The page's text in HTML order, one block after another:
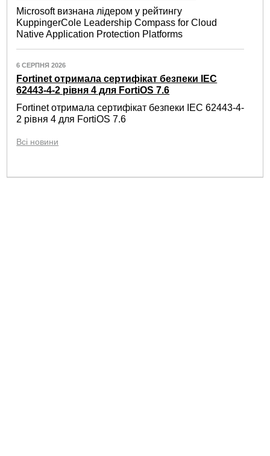
Microsoft визнана лідером у рейтингу
KuppingerCole Leadership Compass for Cloud
Native Application Protection Platforms
6 СЕРПНЯ 2026
Fortinet отримала сертифікат безпеки IEC
62443-4-2 рівня 4 для FortiOS 7.6
Fortinet отримала сертифікат безпеки IEC 62443-4-
2 рівня 4 для FortiOS 7.6
Всі новини